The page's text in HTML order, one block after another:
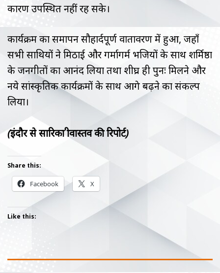
कारण उपस्थित नहीं रह सके।
कार्यक्रम का समापन सौहार्दपूर्ण वातावरण में हुआ, जहाँ
सभी साथियों ने मिठाई और गर्मागर्म भजियों के साथ शर्मिष्ठा
के जनगीतों का आनंद लिया तथा शीघ्र ही पुनः मिलने और
नये सांस्कृतिक कार्यक्रमों के साथ आगे बढ़ने का संकल्प
लिया।
(इंदौर से सारिका श्रीवास्तव की रिपोर्ट)
Share this:
Facebook X
Like this: